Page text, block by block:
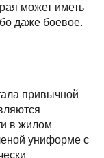
может иметь
даже боевое.
привычной
в жилом
униформе с